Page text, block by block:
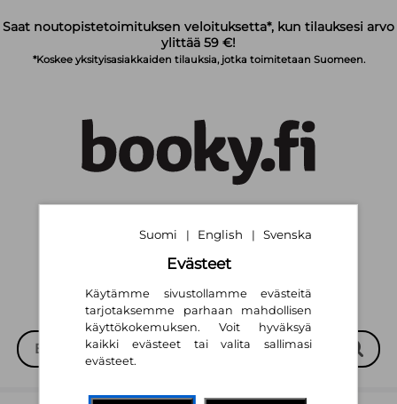
Saat noutopistetoimituksen veloituksetta*, kun tilauksesi arvo
ylittää 59 €!
*Koskee yksityisasiakkaiden tilauksia, jotka toimitetaan Suomeen.
Suomi | English | Svenska
Evästeet
Käytämme sivustollamme evästeitä
tarjotaksemme parhaan mahdollisen
käyttökokemuksen. Voit hyväksyä
kaikki evästeet tai valita sallimasi
evästeet.